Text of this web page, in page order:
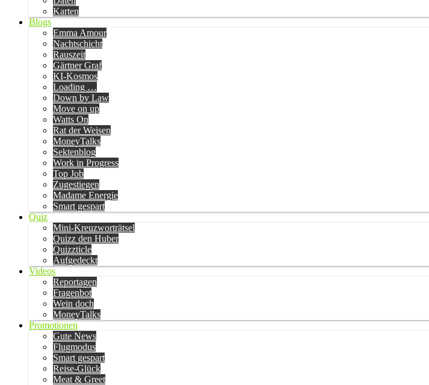
Karten
Blogs
Emma Amour
Nachtschicht
Rauszeit
Gärtner Graf
KI-Kosmos
Loading …
Down by Law
Move on up
Watts On
Rat der Weisen
MoneyTalks
Sektenblog
Work in Progress
Top Job
Zugestiegen
Madame Energie
Smart gespart
Quiz
Mini-Kreuzworträtsel
Quizz den Huber
Quizzticle
Aufgedeckt
Videos
Reportagen
Fragenbot
Wein doch
MoneyTalks
Promotionen
Gute News
Flugmodus
Smart gespart
Reise-Glück
Meat & Greet